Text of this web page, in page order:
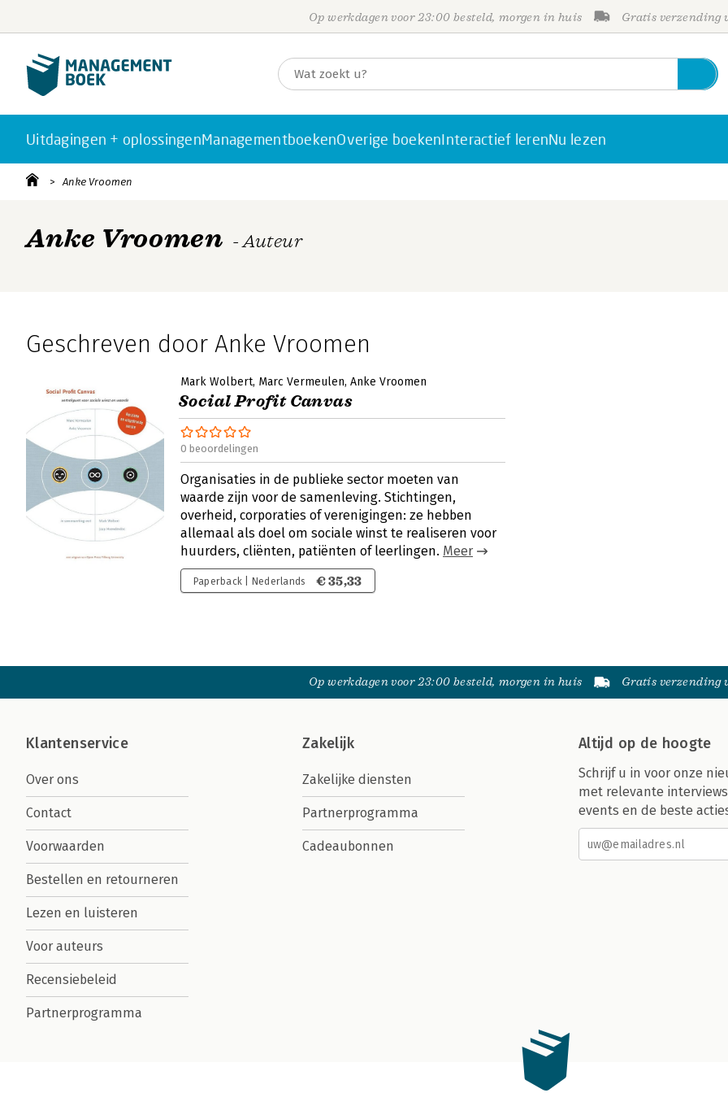
Op werkdagen voor 23:00 besteld, morgen in huis Gratis verzending
Uitdagingen + oplossingenManagementboekenOverige boekenInteractief lerenNu lezen
Anke Vroomen
Anke Vroomen - Auteur
Geschreven door Anke Vroomen
Mark Wolbert Marc Vermeulen Anke Vroomen
Social Profit Canvas
0 beoordelingen
Organisaties in de publieke sector moeten van
waarde zijn voor de samenleving. Stichtingen,
overheid, corporaties of verenigingen: ze hebben
allemaal als doel om sociale winst te realiseren voor
huurders, cliënten, patiënten of leerlingen. Meer
Paperback | Nederlands € 35,33
Op werkdagen voor 23:00 besteld, morgen in huis Gratis verzending
Klantenservice
Over ons
Contact
Voorwaarden
Bestellen en retourneren
Lezen en luisteren
Voor auteurs
Recensiebeleid
Partnerprogramma
Zakelijk
Zakelijke diensten
Partnerprogramma
Cadeaubonnen
Altijd op de hoogte
Schrijf u in voor onze
met relevante
events en de beste